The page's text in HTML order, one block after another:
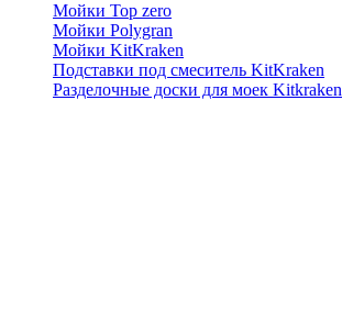
Мойки Top zero
Мойки Polygran
Мойки KitKraken
Подставки под смеситель KitKraken
Разделочные доски для моек Kitkraken